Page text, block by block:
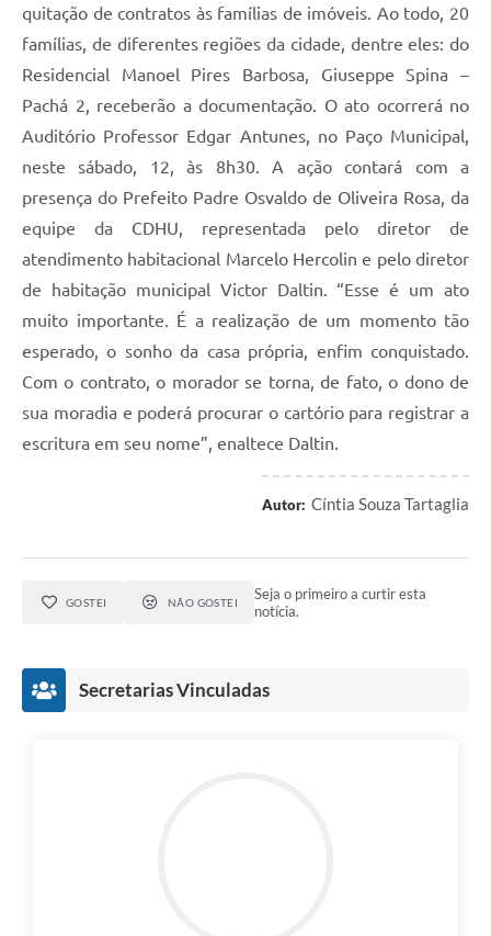
SIC
Diário Oficial
Editais
quitação de contratos às famílias de imóveis. Ao todo, 20
famílias, de diferentes regiões da cidade, dentre eles: do
Residencial Manoel Pires Barbosa, Giuseppe Spina –
Pachá 2, receberão a documentação. O ato ocorrerá no
Auditório Professor Edgar Antunes, no Paço Municipal,
neste sábado, 12, às 8h30. A ação contará com a
presença do Prefeito Padre Osvaldo de Oliveira Rosa, da
equipe da CDHU, representada pelo diretor de
atendimento habitacional Marcelo Hercolin e pelo diretor
de habitação municipal Victor Daltin. “Esse é um ato
muito importante. É a realização de um momento tão
esperado, o sonho da casa própria, enfim conquistado.
Com o contrato, o morador se torna, de fato, o dono de
sua moradia e poderá procurar o cartório para registrar a
escritura em seu nome”, enaltece Daltin.
Autor: Cíntia Souza Tartaglia
GOSTEI NÃO GOSTEI
Seja o primeiro a curtir esta
notícia.
Secretarias Vinculadas